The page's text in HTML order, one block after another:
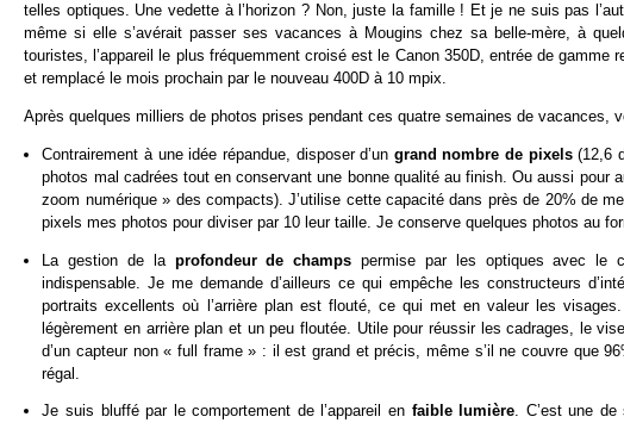
telles optiques. Une vedette à l’horizon ? Non, juste la famille ! Et je ne suis pas
même si elle s’avérait passer ses vacances à Mougins chez sa belle-mère, à
touristes, l’appareil le plus fréquemment croisé est le Canon 350D, entrée de
et remplacé le mois prochain par le nouveau 400D à 10 mpix.
Après quelques milliers de photos prises pendant ces quatre semaines de vacances,
Contrairement à une idée répandue, disposer d’un grand nombre de pixels(12,6
photos mal cadrées tout en conservant une bonne qualité au finish. Ou aussi pour
zoom numérique » des compacts). J’utilise cette capacité dans près de 20% de
pixels mes photos pour diviser par 10 leur taille. Je conserve quelques photos au
La gestion de la profondeur de champspermise par les optiques avec le
indispensable. Je me demande d’ailleurs ce qui empêche les constructeurs
portraits excellents où l’arrière plan est flouté, ce qui met en valeur les
légèrement en arrière plan et un peu floutée. Utile pour réussir les cadrages, le
d’un capteur non « full frame » : il est grand et précis, même s’il ne couvre que
régal.
Je suis bluffé par le comportement de l’appareil en faible lumière. C’est une